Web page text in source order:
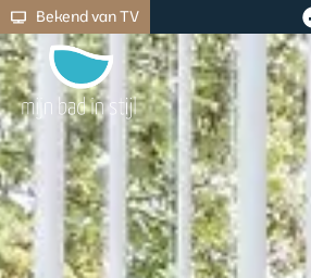
Bekend van TV